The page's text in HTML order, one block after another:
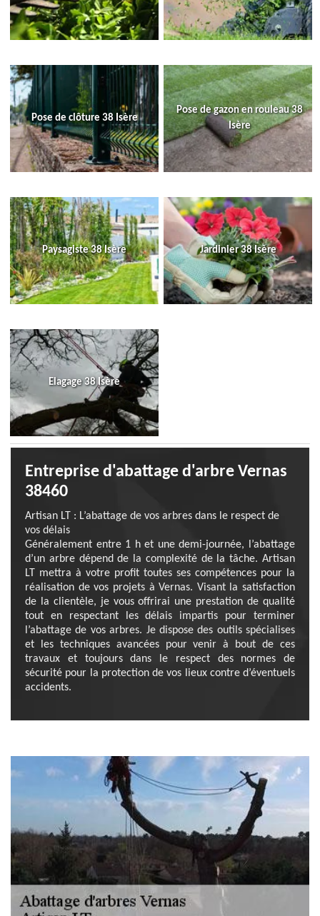
Pose de clôture 38 Isère
Pose de gazon en rouleau 38
Isère
Paysagiste 38 Isère Jardinier 38 Isère
Elagage 38 Isère
Entreprise d'abattage d'arbre Vernas
38460
Artisan LT : L’abattage de vos arbres dans le respect de
vos délais
Généralement entre 1 h et une demi-journée, l’abattage
d’un arbre dépend de la complexité de la tâche. Artisan
LT mettra à votre profit toutes ses compétences pour la
réalisation de vos projets à Vernas. Visant la satisfaction
de la clientèle, je vous offrirai une prestation de qualité
tout en respectant les délais impartis pour terminer
l’abattage de vos arbres. Je dispose des outils spécialises
et les techniques avancées pour venir à bout de ces
travaux et toujours dans le respect des normes de
sécurité pour la protection de vos lieux contre d’éventuels
accidents.